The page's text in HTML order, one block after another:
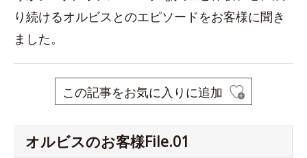
り続けるオルビスとのエピソードをお客様に聞き
ました。
この記事をお気に入りに追加
オルビスのお客様File.01